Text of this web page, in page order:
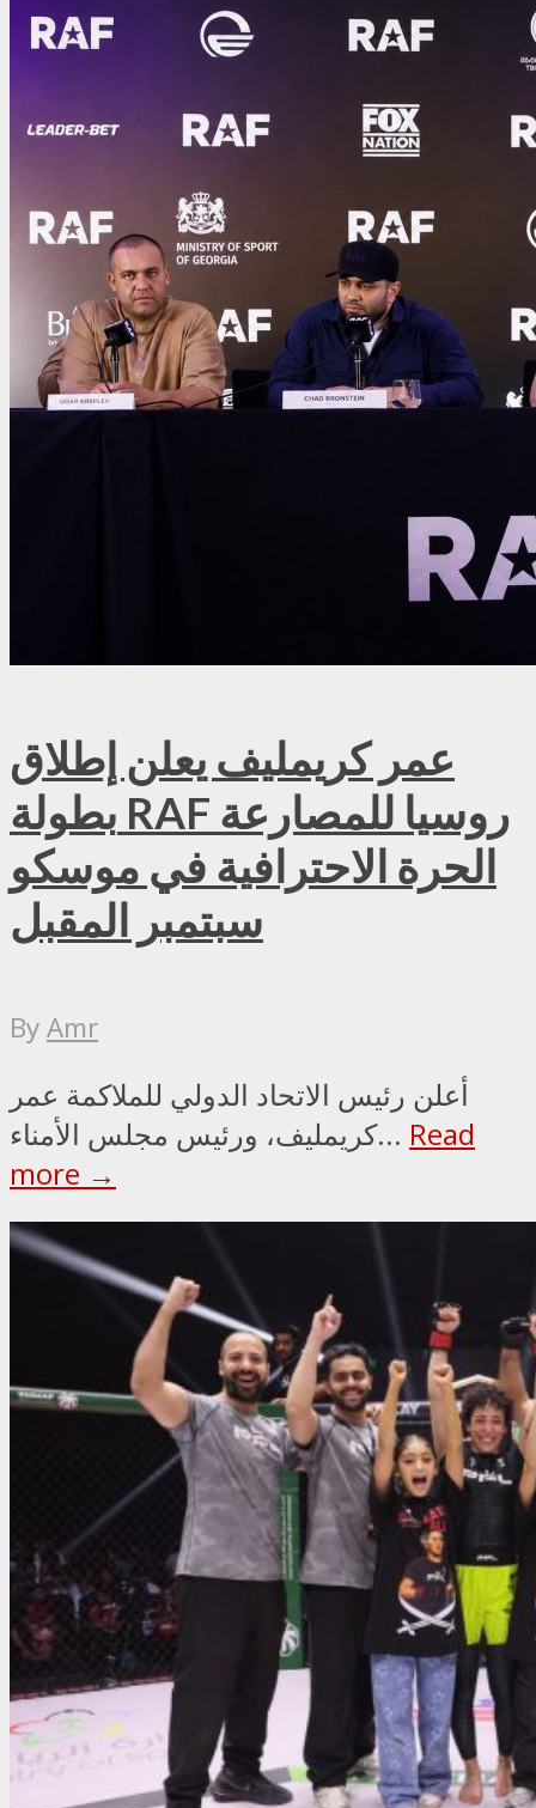
عمر كريمليف يعلن إطلاق
بطولة RAF روسيا للمصارعة
الحرة الاحترافية في موسكو
سبتمبر المقبل
ByAmr
أعلن رئيس الاتحاد الدولي للملاكمة عمر
كريمليف، ورئيس مجلس الأمناء... Read
more →